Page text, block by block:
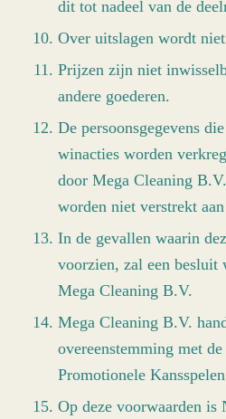
dit tot nadeel van de
Over uitslagen wordt
Prijzen zijn niet
andere goederen.
De persoonsgegevens
winacties worden
door Mega Cleaning
worden niet verstrekt
In de gevallen waarin
voorzien, zal een besluit
Mega Cleaning B.V.
Mega Cleaning B.V.
overeenstemming met
Promotionele
Op deze voorwaarden is